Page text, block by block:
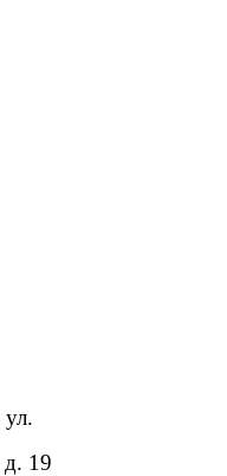
ул.
19